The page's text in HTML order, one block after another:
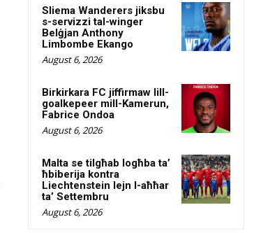
Sliema Wanderers jiksbu
s-servizzi tal-winger
Belġjan Anthony
Limbombe Ekango
August 6, 2026
Birkirkara FC jiffirmaw lill-
goalkepeer mill-Kamerun,
Fabrice Ondoa
August 6, 2026
Malta se tilgħab logħba ta’
ħbiberija kontra
Liechtenstein lejn l-aħħar
ta’ Settembru
August 6, 2026